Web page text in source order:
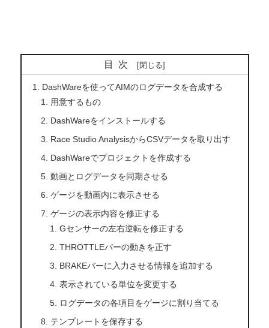
目次
DashWareを使ってAIMのログデータを合成する
用意するもの
DashWareをインストールする
Race Studio AnalysisからCSVデータを取り出す
DashWareでプロジェクトを作成する
動画とログデータを同期させる
ゲージを動画内に表示させる
ゲージの表示内容を修正する
Gセンサーの左右逆転を修正する
THROTTLEバーの動きを正す
BRAKEバーに入力させる情報を追加する
表示されている単位を変更する
ログデータの各項目をゲージに割り当てる
テンプレートを保存する